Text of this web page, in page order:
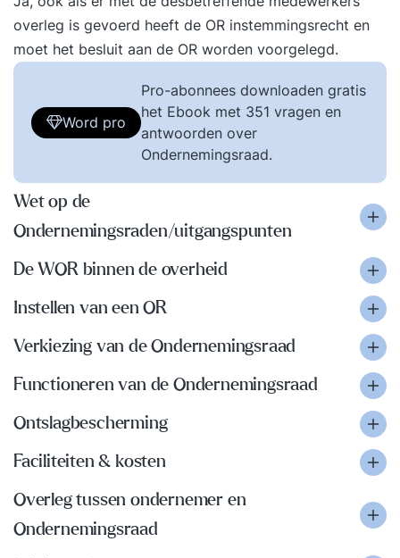
overleg is gevoerd heeft de OR instemmingsrecht en
moet het besluit aan de OR worden voorgelegd.
Word pro
Pro-abonnees downloaden gratis
het Ebook met 351 vragen en
antwoorden over
Ondernemingsraad.
Wet op de
Ondernemingsraden/uitgangspunten
De WOR binnen de overheid
Instellen van een OR
Verkiezing van de Ondernemingsraad
Functioneren van de Ondernemingsraad
Ontslagbescherming
Faciliteiten & kosten
Overleg tussen ondernemer en
Ondernemingsraad